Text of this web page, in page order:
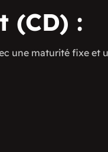
(CD) :
une maturité fixe et